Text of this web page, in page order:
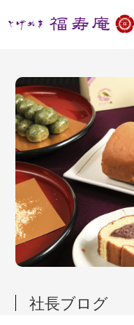
社長ブログ